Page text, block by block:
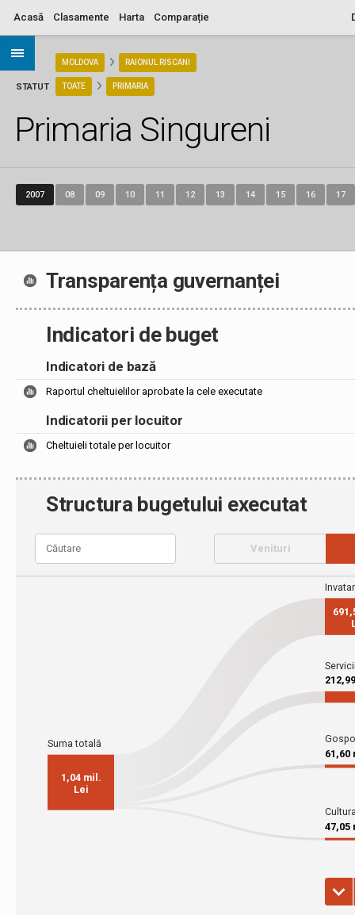
Acasă Clasamente Harta Comparație
STATUT
MOLDOVA RAIONUL RISCANI
TOATE PRIMARIA
Primaria Singureni
2007 08 09 10 11 12 13 14 15 16 17
Transparența guvernanței
Indicatori de buget
Indicatori de bază
Raportul cheltuielilor aprobate la cele executate
Indicatorii per locuitor
Cheltuieli totale per locuitor
Structura bugetului executat